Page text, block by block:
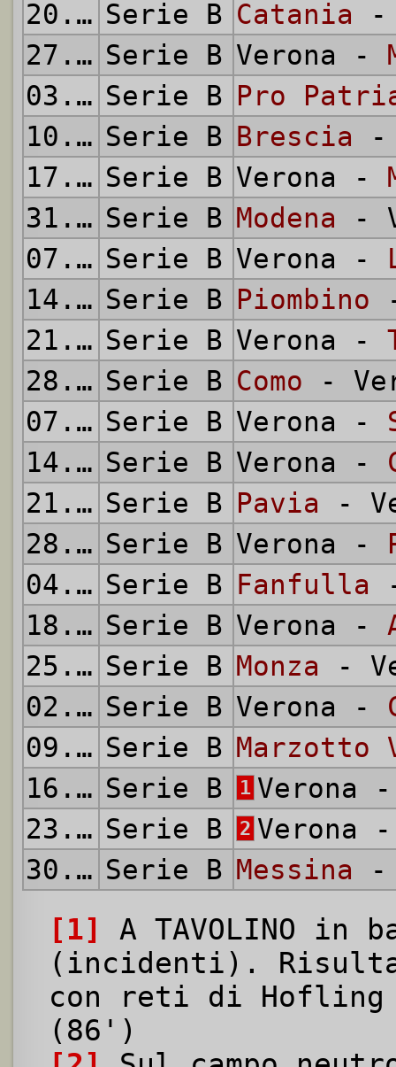
20.12.1953 Serie B Catania -
27.12.1953 Serie B Verona -
03.01.1954 Serie B Pro
10.01.1954 Serie B Brescia -
17.01.1954 Serie B Verona -
31.01.1954 Serie B Modena -
07.02.1954 Serie B Verona -
14.02.1954 Serie B Piombino
21.02.1954 Serie B Verona -
28.02.1954 Serie B Como -
07.03.1954 Serie B Verona -
14.03.1954 Serie B Verona -
21.03.1954 Serie B Pavia -
28.03.1954 Serie B Verona -
04.04.1954 Serie B Fanfulla
18.04.1954 Serie B Verona -
25.04.1954 Serie B Monza -
02.05.1954 Serie B Verona -
09.05.1954 Serie B Marzotto
16.05.1954 Serie B 1 Verona
23.05.1954 Serie B 2 Verona
30.05.1954 Serie B Messina -
[1]
A TAVOLINO
(incidenti).
con reti di
(86')